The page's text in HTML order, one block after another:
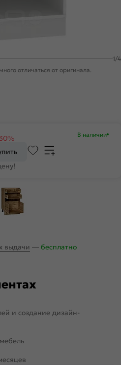
1/4
отличаться от оригинала.
В наличии
выдачи — бесплатно
и создание дизайн-